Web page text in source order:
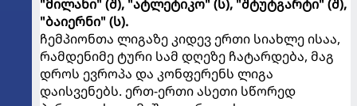
"მილანი" (შ), "ატლეტიკო" (ს), "შტუტგარტი" (შ),
"ბაიერნი" (ს).
ჩემპიონთა ლიგაზე კიდევ ერთი სიახლე ისაა,
რამდენიმე ტური სამ დღეზე ჩატარდება, მაგ
დროს ევროპა და კონფერენს ლიგა
დაისვენებს. ერთ-ერთი ასეთი სწორედ